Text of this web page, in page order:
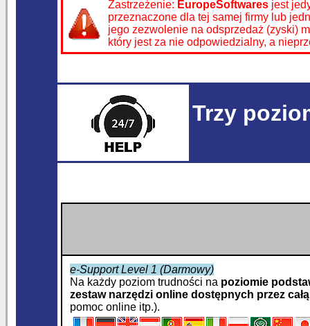
Zastrzeżenie: EuropeSoftwares jest
przeznaczone dla tej samej firmy lub
jego zezwolenie na odsprzedaż (zyski)
który jest za nie odpowiedzialny, a
Trzy
e-Support Level 1 (Darmowy)
Na każdy poziom trudności na poziomie
zestaw narzędzi online dostępnych przez całą
pomoc online itp.).